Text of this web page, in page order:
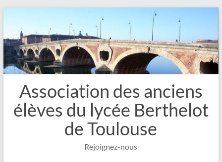
contenu
Association des anciens
élèves du lycée Berthelot
de Toulouse
Rejoignez-nous